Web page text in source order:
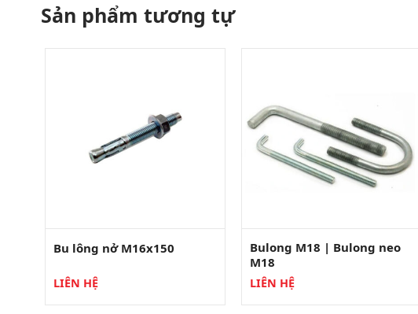
Sản phẩm tương tự
Bu lông nở M16x150
LIÊN HỆ
Bulong M18 | Bulong neo
M18
LIÊN HỆ